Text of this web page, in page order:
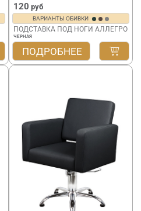
120 руб
ВАРИАНТЫ ОБИВКИ
ПОДСТАВКА ПОД НОГИ АЛЛЕГРО
ЧЕРНАЯ
ПОДРОБНЕЕ